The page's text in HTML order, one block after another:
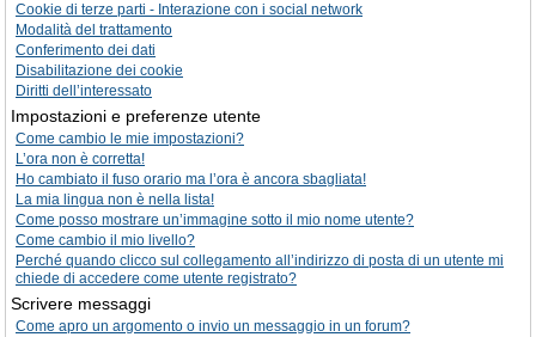
Cookie di terze parti - Interazione con i social network
Modalità del trattamento
Conferimento dei dati
Disabilitazione dei cookie
Diritti dell’interessato
Impostazioni e preferenze utente
Come cambio le mie impostazioni?
L’ora non è corretta!
Ho cambiato il fuso orario ma l’ora è ancora sbagliata!
La mia lingua non è nella lista!
Come posso mostrare un’immagine sotto il mio nome utente?
Come cambio il mio livello?
Perché quando clicco sul collegamento all’indirizzo di posta di un utente mi
chiede di accedere come utente registrato?
Scrivere messaggi
Come apro un argomento o invio un messaggio in un forum?